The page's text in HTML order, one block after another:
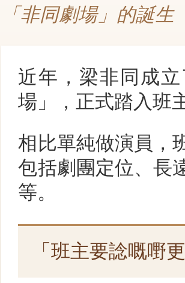
「非同劇場」的誕生
近年，梁非同成
場」，正式踏入班
相比單純做演員，
包括劇團定位、長
等。
「班主要諗嘅嘢